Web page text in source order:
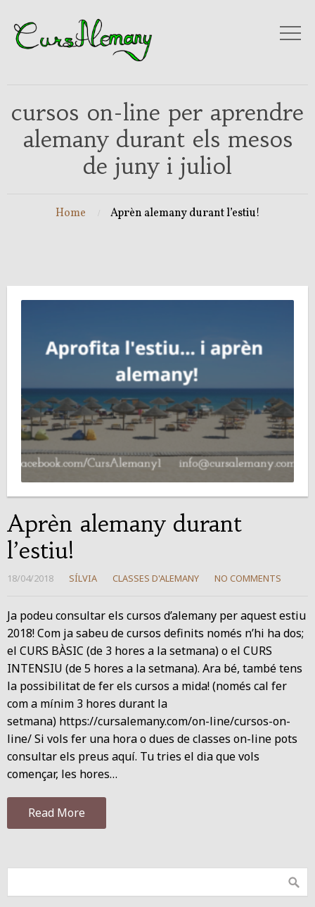
cursos on-line per aprendre
alemany durant els mesos
de juny i juliol
Home Aprèn alemany durant l’estiu!
Aprèn alemany durant
l’estiu!
18/04/2018 SÍLVIA CLASSES D'ALEMANY NO COMMENTS
Ja podeu consultar els cursos d’alemany per aquest estiu
2018! Com ja sabeu de cursos definits només n’hi ha dos;
el CURS BÀSIC (de 3 hores a la setmana) o el CURS
INTENSIU (de 5 hores a la setmana). Ara bé, també tens
la possibilitat de fer els cursos a mida! (només cal fer
com a mínim 3 hores durant la
setmana) https://cursalemany.com/on-line/cursos-on-
line/ Si vols fer una hora o dues de classes on-line pots
consultar els preus aquí. Tu tries el dia que vols
començar, les hores…
Read More